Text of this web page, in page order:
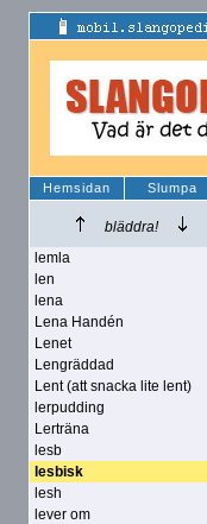
Hemsidan Slumpa
bläddra!
lemla
len
lena
Lena Handén
Lenet
Lengräddad
Lent (att snacka lite lent)
lerpudding
Lerträna
lesb
lesbisk
lesh
lever om